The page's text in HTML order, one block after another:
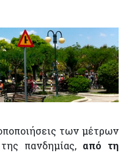
των μέτρων
πανδημίας, από τη